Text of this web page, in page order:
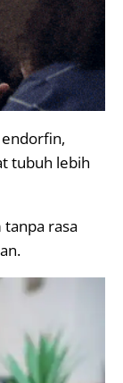
tubuh lebih
rasa